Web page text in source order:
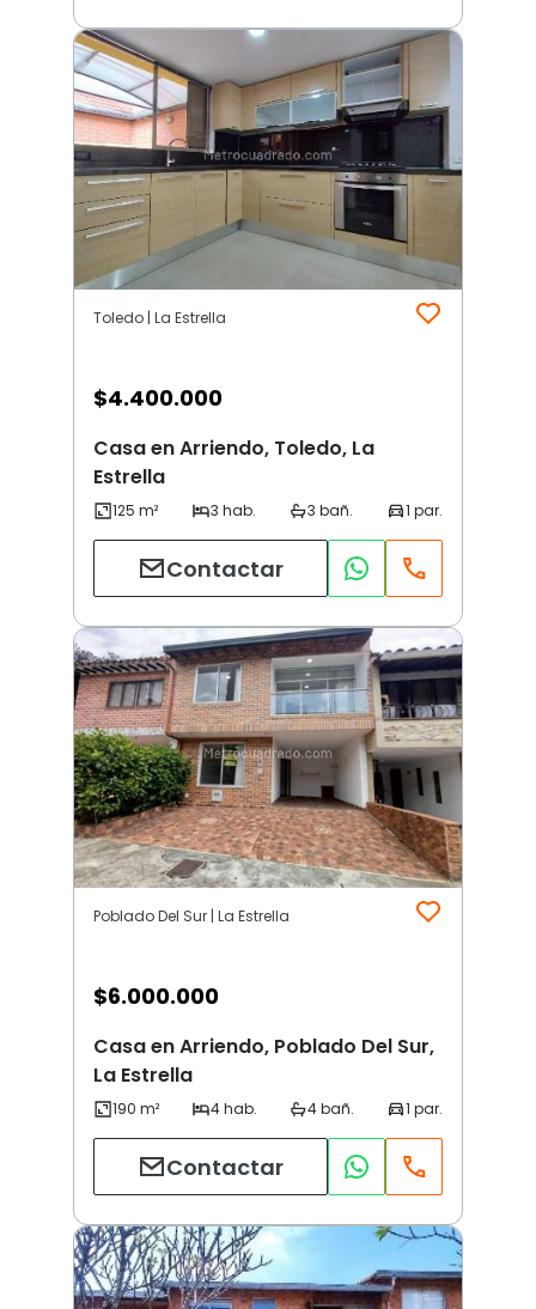
Toledo | La Estrella
$4.400.000
Casa en Arriendo, Toledo, La
Estrella
Contactar
Poblado Del Sur | La Estrella
$6.000.000
Casa en Arriendo, Poblado Del Sur,
La Estrella
Contactar